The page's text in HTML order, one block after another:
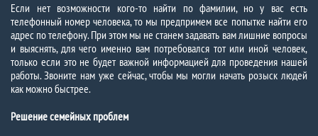
Если нет возможности кого-то найти по фамилии, но у вас есть
телефонный номер человека, то мы предпримем все попытке найти его
адрес по телефону. При этом мы не станем задавать вам лишние вопросы
и выяснять, для чего именно вам потребовался тот или иной человек,
только если это не будет важной информацией для проведения нашей
работы. Звоните нам уже сейчас, чтобы мы могли начать розыск людей
как можно быстрее.
Решение семейных проблем